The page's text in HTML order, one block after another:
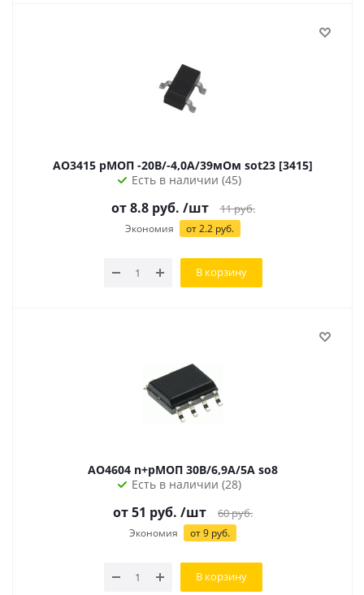
AO3415 pМОП -20В/-4,0А/39мОм sot23 [3415]
Есть в наличии (45)
от 8.8 руб. /шт 11руб.
Экономия от 2.2 руб.
В корзину
AO4604 n+pМОП 30В/6,9А/5А so8
Есть в наличии (28)
от51 руб. /шт 60руб.
Экономия от9 руб.
В корзину